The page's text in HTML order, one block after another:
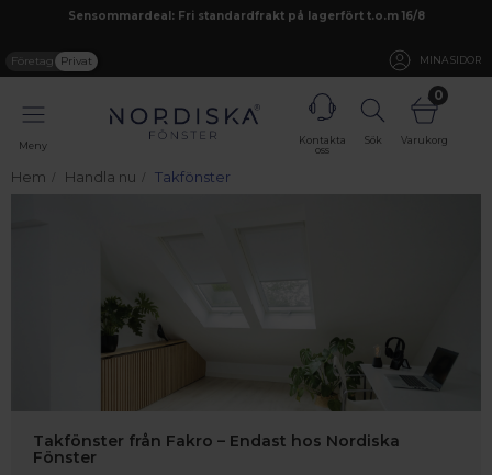
Sensommardeal: Fri standardfrakt på lagerfört t.o.m 16/8
Företag Privat MINA SIDOR
Meny
Kontakta
oss
Sök
0
Varukorg
Hem Handla nu Takfönster
Takfönster från Fakro – Endast hos Nordiska
Fönster